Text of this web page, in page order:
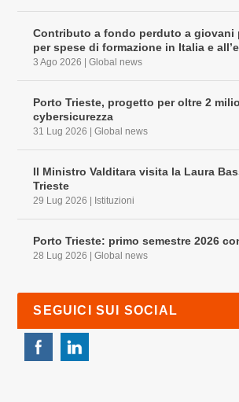
Contributo a fondo perduto a giovani
per spese di formazione in Italia e
3 Ago 2026 |Global news
Porto Trieste, progetto per oltre 2
cybersicurezza
31 Lug 2026 |Global news
Il Ministro Valditara visita la Laura
Trieste
29 Lug 2026 Istituzioni
Porto Trieste: primo semestre 2026
28 Lug 2026 |Global news
SEGUICI SUI SOCIAL